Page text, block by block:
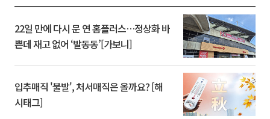
22일 만에 다시 문 연 홈플러스…정상화 바
쁜데 재고 없어 ‘발동동’[가보니]
입추매직 '불발', 처서매직은 올까요? [해
시태그]